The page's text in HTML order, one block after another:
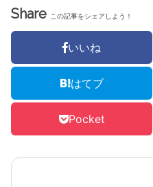
Share この記事をシェアしよう！
いいね
はてブ
Pocket